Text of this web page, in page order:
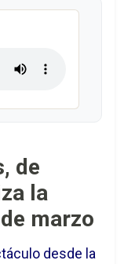
de
la
marzo
desde la